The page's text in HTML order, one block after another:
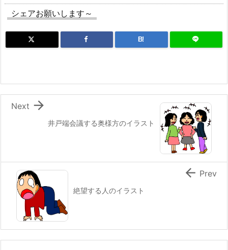
シェアお願いします～
B!
井戸端会議する奥様方のイラスト

Next
絶望する人のイラスト
 Prev